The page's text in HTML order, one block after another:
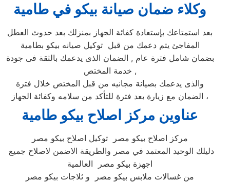
وكلاء ضمان صيانة بيكو في طامية
بعد استمتاعك بإستعادة كفائة الجهاز بمنزلك بعد حدوث العطل
المفاجئ يتم دعمك من قبل توكيل صيانه بيكو بطامية
بضمان شامل فترة عام , الضمان الذى يدعمك بالثقة فى جودة
خدمة المختص ,
والذى يدعمك بصيانة مجانيه من قبل المختص خلال فترة
الضمان مع زيارة بعد فترة للتأكد من سلامه وكفائة الجهاز ،
عناوين مركز اصلاح بيكو طامية
مركز اصلاح بيكو مصر توكيل اصلاح بيكو مصر
اجهزة بيكو مصر العالمية
من غسالات ملابس بيكو مصر و ثلاجات بيكو مصر